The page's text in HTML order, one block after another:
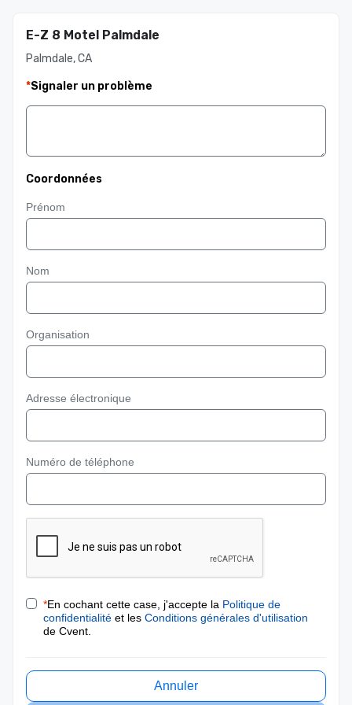
E-Z 8 Motel Palmdale
Palmdale, CA
*Signaler un problème
Coordonnées
Prénom
Nom
Organisation
Adresse électronique
Numéro de téléphone
*En cochant cette case, j'accepte la Politique de
confidentialité et les Conditions générales d'utilisation
de Cvent.
Annuler